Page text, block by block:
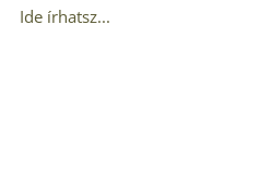
Ide írhatsz...